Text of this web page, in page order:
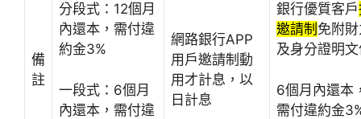
備
註
分段式：12個月
內還本，需付違
約金3%
一段式：6個月
內還本，需付違
網路銀行APP
用戶邀請制動
用才計息，以
日計息
銀行優質客戶
邀請制 免附
及身分證明
6個月內還本
需付違約金